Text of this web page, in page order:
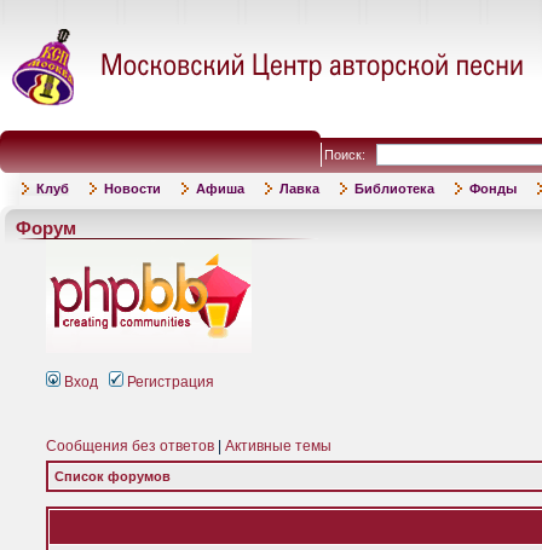
Поиск:
Клуб Новости Афиша Лавка Библиотека Фонды
Форум
Вход Регистрация
Сообщения без ответов Активные темы
Список форумов